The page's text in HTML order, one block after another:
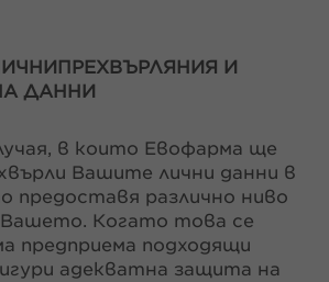
ПРЕХВЪРЛЯНИЯ И
ДАННИ
в които Евофарма ще
Вашите лични данни в
предоставя различно ниво
Когато това се
предприема подходящи
адекватна защита на